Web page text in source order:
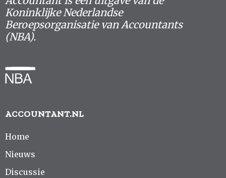
Koninklijke Nederlandse
Beroepsorganisatie van Accountants
(NBA).
ACCOUNTANT.NL
Home
Nieuws
Discussie